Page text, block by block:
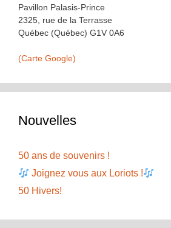
Pavillon Palasis-Prince
2325, rue de la Terrasse
Québec (Québec) G1V 0A6
(Carte Google)
Nouvelles
50 ans de souvenirs !
Joignez vous aux Loriots !
50 Hivers!